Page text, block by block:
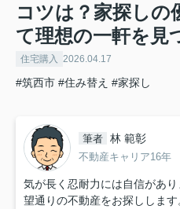
コツは？家探しの
て理想の一軒を見
住宅購入 2026.04.17
#筑西市 #住み替え #家探し
筆者 林 範彰
不動産キャリア16年
気が長く忍耐力には自信があ
望通りの不動産をお探しします